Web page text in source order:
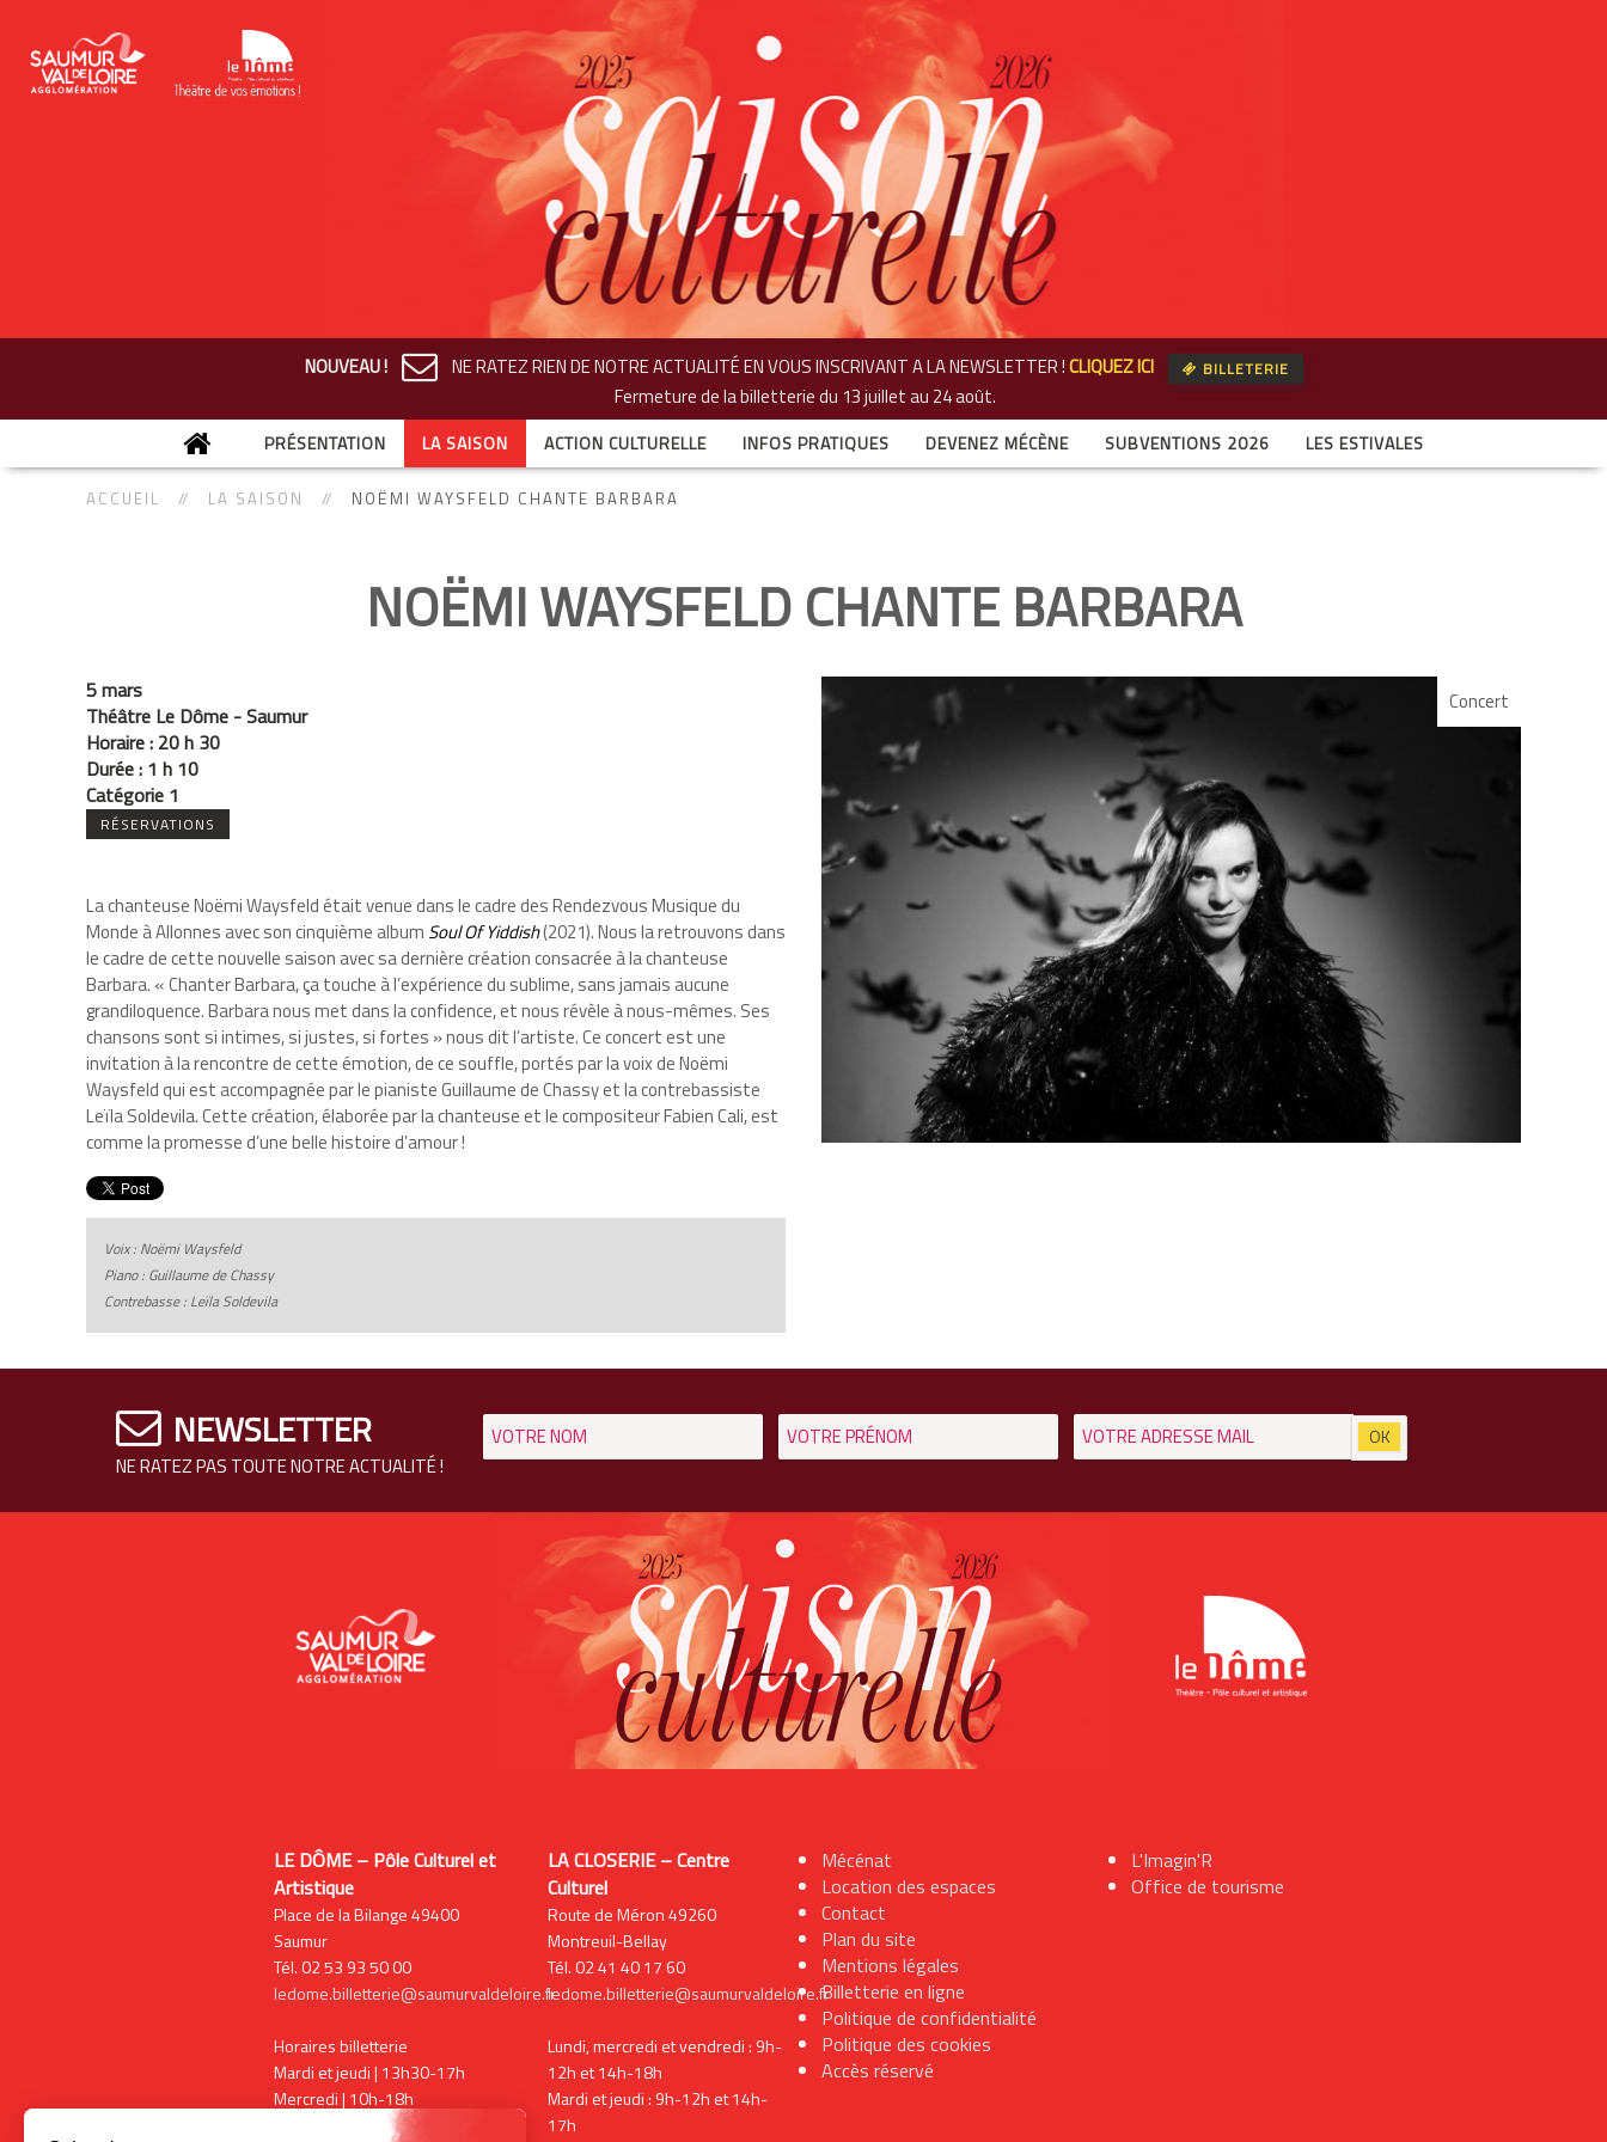
NOUVEAU ! NE RATEZ RIEN DE NOTRE ACTUALITÉ EN VOUS INSCRIVANT A LA NEWSLETTER !CLIQUEZ ICI BILLETERIE
Fermeture de la billetteriedu 13 juillet au 24 août.
PRÉSENTATION LA SAISON ACTION CULTURELLE INFOS PRATIQUES DEVENEZ MÉCÈNE SUBVENTIONS 2026 LES ESTIVALES
ACCUEIL LA SAISON NOËMI WAYSFELD CHANTE BARBARA
NOËMI WAYSFELD CHANTE BARBARA
5 mars
Théâtre Le Dôme - Saumur
Horaire : 20 h 30
Durée : 1 h 10
Catégorie 1
RÉSERVATIONS
La chanteuse Noëmi Waysfeld était venue dans le cadre des Rendezvous Musique du
Monde à Allonnes avec son cinquième album Soul Of Yiddish(2021). Nous la retrouvons dans
le cadre de cette nouvelle saison avec sa dernière création consacrée à la chanteuse
Barbara. « Chanter Barbara, ça touche à l’expérience du sublime, sans jamais aucune
grandiloquence. Barbara nous met dans la confidence, et nous révèle à nous-mêmes. Ses
chansons sont si intimes, si justes, si fortes » nous dit l’artiste. Ce concert est une
invitation à la rencontre de cette émotion, de ce souffle, portés par la voix de Noëmi
Waysfeld qui est accompagnée par le pianiste Guillaume de Chassy et la contrebassiste
Leïla Soldevila. Cette création, élaborée par la chanteuse et le compositeur Fabien Cali, est
comme la promesse d’une belle histoire d’amour !
Voix : Noëmi Waysfeld
Piano : Guillaume de Chassy
Contrebasse : Leïla Soldevila
Concert
NEWSLETTER
NE RATEZ PAS TOUTE NOTRE ACTUALITÉ !
LE DÔME – Pôle Culturel et
Artistique
Place de la Bilange 49400
Saumur
Tél. 02 53 93 50 00
ledome.billetterie@saumurvaldeloire.fr
Horaires billetterie
Mardi et jeudi | 13h30-17h
Mercredi | 10h-18h
Vendredi | 13h30-17h
LA CLOSERIE – Centre
Culturel
Route de Méron 49260
Montreuil-Bellay
Tél. 02 41 40 17 60
ledome.billetterie@saumurvaldeloire.fr
Lundi, mercredi et vendredi : 9h-
12h et 14h-18h
Mardi et jeudi : 9h-12h et 14h-
17h
Mécénat
Location des espaces
Contact
Plan du site
Mentions légales
Billetterie en ligne
Politique de confidentialité
Politique des cookies
Accès réservé
L'Imagin'R
Office de tourisme